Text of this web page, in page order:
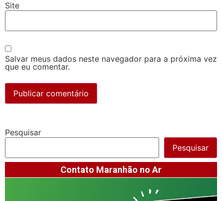
Site
Salvar meus dados neste navegador para a próxima vez
que eu comentar.
Pesquisar
Pesquisar
Contato Maranhão no Ar